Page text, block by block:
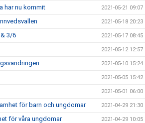
har nu kommit 2021-05-21 09:07
2021-05-18 20:23
3/6 2021-05-17 08:45
2021-05-12 12:57
2021-05-10 15:24
2021-05-05 15:42
2021-05-01 06:00
för barn och ungdomar 2021-04-29 21:30
för våra ungdomar 2021-04-29 10:05